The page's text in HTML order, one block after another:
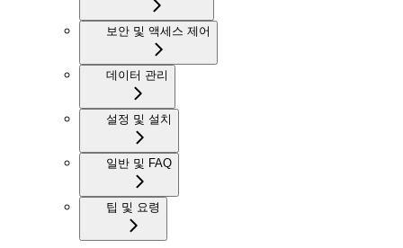
보안 및 액세스 제어
데이터 관리
설정 및 설치
일반 및 FAQ
팁 및 요령